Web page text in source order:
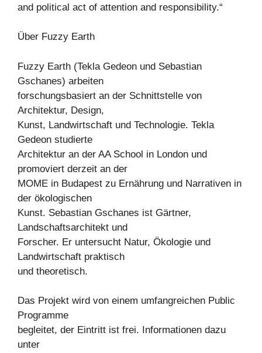
and political act of attention and responsibility.“
Über Fuzzy Earth
Fuzzy Earth (Tekla Gedeon und Sebastian
Gschanes) arbeiten
forschungsbasiert an der Schnittstelle von
Architektur, Design,
Kunst, Landwirtschaft und Technologie. Tekla
Gedeon studierte
Architektur an der AA School in London und
promoviert derzeit an der
MOME in Budapest zu Ernährung und Narrativen in
der ökologischen
Kunst. Sebastian Gschanes ist Gärtner,
Landschaftsarchitekt und
Forscher. Er untersucht Natur, Ökologie und
Landwirtschaft praktisch
und theoretisch.
Das Projekt wird von einem umfangreichen Public
Programme
begleitet, der Eintritt ist frei. Informationen dazu
unter